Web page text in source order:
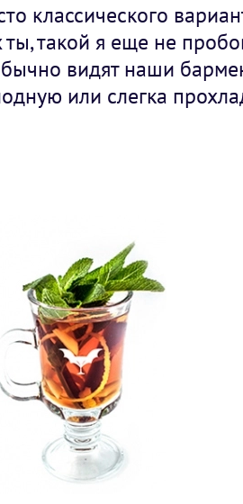
классического
такой я еще не
видят наши
или слегка